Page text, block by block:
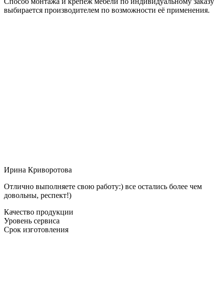
выбирается производителем по возможности её применения.
Ирина Криворотова
Отлично выполняете свою работу:) все остались более чем
довольны, респект!)
Качество продукции
Уровень сервиса
Срок изготовления